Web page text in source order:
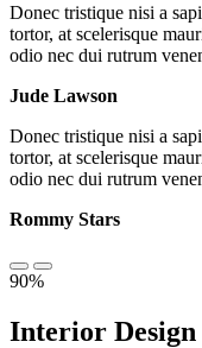
Donec tristique nisi a
tortor, at scelerisque
odio nec dui rutrum
Jude Lawson
Donec tristique nisi a
tortor, at scelerisque
odio nec dui rutrum
Rommy Stars
90%
Interior Design